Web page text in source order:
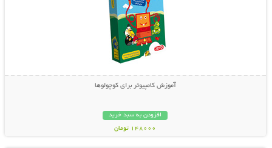
آموزش کامپیوتر برای کوچولوها
افزودن به سبد خرید
148000 تومان
نمایش توضیحات بیشتر